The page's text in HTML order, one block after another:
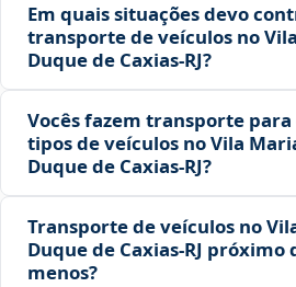
Em quais situações devo
transporte de veículos no
Duque de Caxias‑RJ?
Vocês fazem transporte
tipos de veículos no Vila
Duque de Caxias‑RJ?
Transporte de veículos no
Duque de Caxias‑RJ
menos?